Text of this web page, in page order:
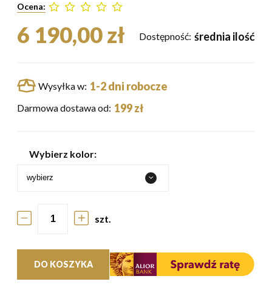
Ocena:
6 190,00 zł Dostępność: średnia ilość
Wysyłka w: 1-2 dni robocze
Darmowa dostawa od: 199 zł
Wybierz kolor:
szt.
DO KOSZYKA